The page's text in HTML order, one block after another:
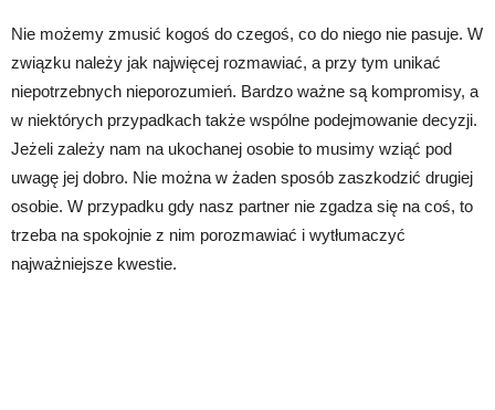
Nie możemy zmusić kogoś do czegoś, co do niego nie pasuje. W
związku należy jak najwięcej rozmawiać, a przy tym unikać
niepotrzebnych nieporozumień. Bardzo ważne są kompromisy, a
w niektórych przypadkach także wspólne podejmowanie decyzji.
Jeżeli zależy nam na ukochanej osobie to musimy wziąć pod
uwagę jej dobro. Nie można w żaden sposób zaszkodzić drugiej
osobie. W przypadku gdy nasz partner nie zgadza się na coś, to
trzeba na spokojnie z nim porozmawiać i wytłumaczyć
najważniejsze kwestie.